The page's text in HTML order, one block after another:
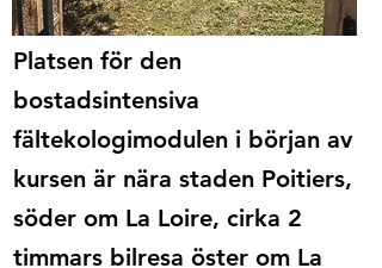
Platsen för den
bostadsintensiva
fältekologimodulen i början av
kursen är nära staden Poitiers,
söder om La Loire, cirka 2
timmars bilresa öster om La